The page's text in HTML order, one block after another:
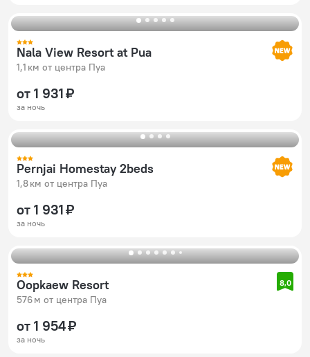
Nala View Resort at Pua
1,1 км от центра Пуа
от 1 931 ₽
за ночь
Pernjai Homestay 2beds
1,8 км от центра Пуа
от 1 931 ₽
за ночь
Oopkaew Resort
576 м от центра Пуа
8,0
от 1 954 ₽
за ночь